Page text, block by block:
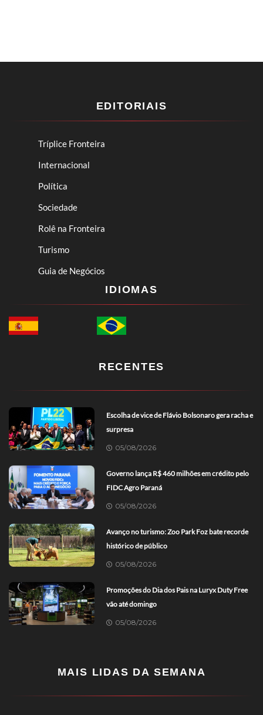
EDITORIAIS
Tríplice Fronteira
Internacional
Política
Sociedade
Rolê na Fronteira
Turismo
Guia de Negócios
IDIOMAS
RECENTES
Escolha de vice de Flávio Bolsonaro gera racha e
surpresa
05/08/2026
Governo lança R$ 460 milhões em crédito pelo
FIDC Agro Paraná
05/08/2026
Avanço no turismo: Zoo Park Foz bate recorde
histórico de público
05/08/2026
Promoções do Dia dos Pais na Luryx Duty Free
vão até domingo
05/08/2026
MAIS LIDAS DA SEMANA